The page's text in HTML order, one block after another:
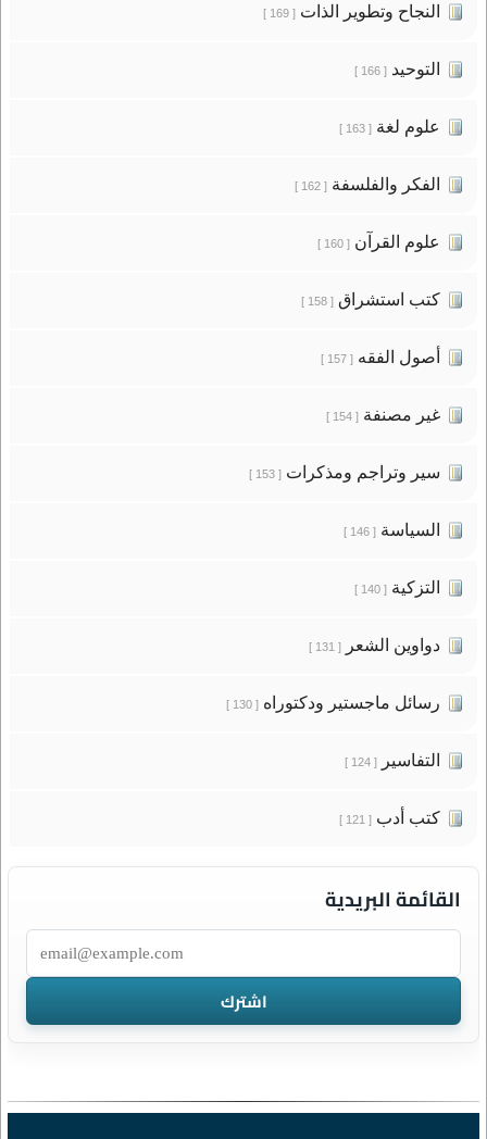
النجاح وتطوير الذات[ 169 ]
التوحيد[ 166 ]
علوم لغة[ 163 ]
الفكر والفلسفة[ 162 ]
علوم القرآن[ 160 ]
كتب استشراق[ 158 ]
أصول الفقه[ 157 ]
غير مصنفة[ 154 ]
سير وتراجم ومذكرات[ 153 ]
السياسة[ 146 ]
التزكية[ 140 ]
دواوين الشعر[ 131 ]
رسائل ماجستير ودكتوراه[ 130 ]
التفاسير[ 124 ]
كتب أدب[ 121 ]
القائمة البريدية